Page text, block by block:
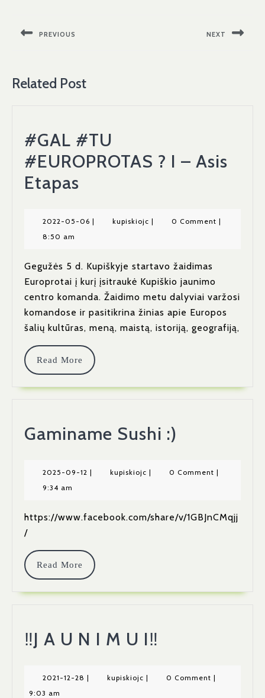
įrašųPREVIOUS NEXT
Related Post
#GAL #TU
#EUROPROTAS ? I – Asis
Etapas
#EUROPROTAS
I
–
Asis
Etapas
2022-05-06 2022-
| kupiskiojc kupiskiojc
| 0 Comment |
8:50 am
Gegužės 5 d. Kupiškyje startavo žaidimas
Europrotai į kurį įsitraukė Kupiškio jaunimo
centro komanda. Žaidimo metu dalyviai varžosi
komandose ir pasitikrina žinias apie Europos
šalių kultūras, meną, maistą, istoriją, geografiją,
Read More
Read
Gaminame Sushi :)
:)
2025-09-12 2025-
| kupiskiojc kupiskiojc
| 0 Comment |
9:34 am
https://www.facebook.com/share/v/1GBJnCMqjj
/
Read More
Read
‼J A U N I M U I‼
A
2021-12-28 2021-
| kupiskiojc kupiskiojc
| 0 Comment |
9:03 am